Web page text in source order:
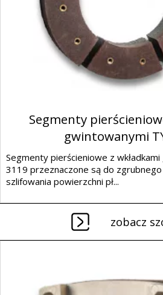
Segmenty
gwintowanymi
Segmenty pierścieniowe z
3119 przeznaczone są do
szlifowania powierzchni pł...
zobacz